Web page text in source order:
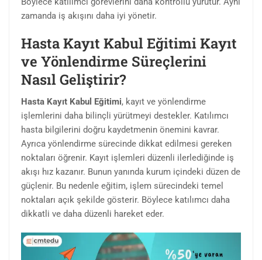
zamanda iş akışını daha iyi yönetir.
Hasta Kayıt Kabul Eğitimi Kayıt
ve Yönlendirme Süreçlerini
Nasıl Geliştirir?
Hasta Kayıt Kabul Eğitimi, kayıt ve yönlendirme
işlemlerini daha bilinçli yürütmeyi destekler. Katılımcı
hasta bilgilerini doğru kaydetmenin önemini kavrar.
Ayrıca yönlendirme sürecinde dikkat edilmesi gereken
noktaları öğrenir. Kayıt işlemleri düzenli ilerlediğinde iş
akışı hız kazanır. Bunun yanında kurum içindeki düzen de
güçlenir. Bu nedenle eğitim, işlem sürecindeki temel
noktaları açık şekilde gösterir. Böylece katılımcı daha
dikkatli ve daha düzenli hareket eder.